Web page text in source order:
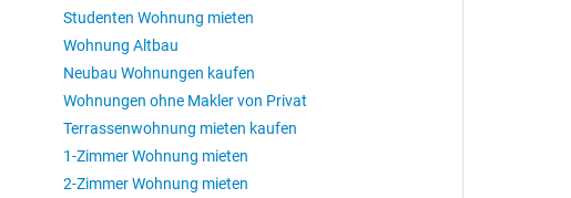
Studenten Wohnung mieten
Wohnung Altbau
Neubau Wohnungen kaufen
Wohnungen ohne Makler von Privat
Terrassenwohnung mieten kaufen
1-Zimmer Wohnung mieten
2-Zimmer Wohnung mieten